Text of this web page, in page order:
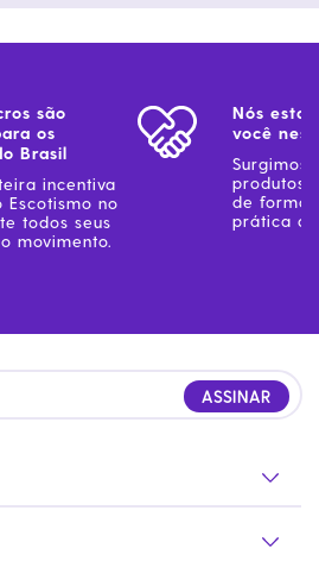
são
os
Brasil
incentiva
no
todos seus
movimento.
Nós
você
Surgimos
produtos
de forma
prática
ASSINAR